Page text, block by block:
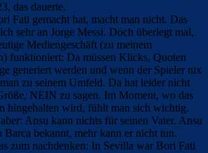
das dauerte.
Fati gemacht hat, macht man nicht. Das
sehr an Jorge Messi. Doch überlegt mal,
Mediengeschäft (zu meinem
funktioniert: Da müssen Klicks, Quoten
generiert werden und wenn der Spieler nix
zu seinem Umfeld. Da hat leider nicht
NEIN zu sagen. Im Moment, wo das
hingehalten wird, fühlt man sich wichtig.
Ansu kann nichts für seinen Vater. Ansu
Barca bekannt, mehr kann er nicht tun.
zum nachdenken: In Sevilla war Bori Fati